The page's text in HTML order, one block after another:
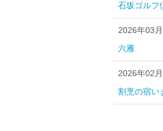
石坂ゴルフ
2026年03
六雁
2026年02
割烹の宿い